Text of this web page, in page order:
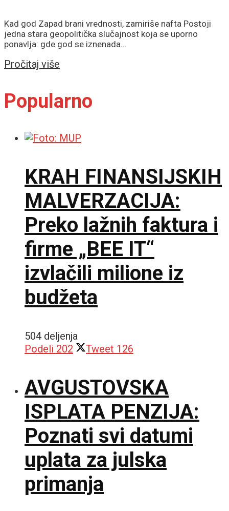
Kad god Zapad brani vrednosti, zamiriše nafta Postoji
jedna stara geopolitička slučajnost koja se uporno
ponavlja: gde god se iznenada...
Pročitaj više
Popularno
KRAH FINANSIJSKIH
MALVERZACIJA:
Preko lažnih faktura i
firme „BEE IT“
izvlačili milione iz
budžeta
504 deljenja
Podeli 202 Tweet 126
AVGUSTOVSKA
ISPLATA PENZIJA:
Poznati svi datumi
uplata za julska
primanja